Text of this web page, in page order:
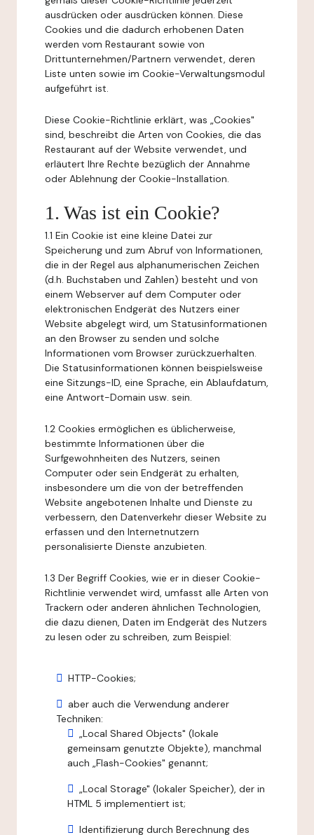
ausdrücken oder ausdrücken können. Diese
Cookies und die dadurch erhobenen Daten
werden vom Restaurant sowie von
Drittunternehmen/Partnern verwendet, deren
Liste unten sowie im Cookie-Verwaltungsmodul
aufgeführt ist.
Diese Cookie-Richtlinie erklärt, was „Cookies"
sind, beschreibt die Arten von Cookies, die das
Restaurant auf der Website verwendet, und
erläutert Ihre Rechte bezüglich der Annahme
oder Ablehnung der Cookie-Installation.
1. Was ist ein Cookie?
1.1 Ein Cookie ist eine kleine Datei zur
Speicherung und zum Abruf von Informationen,
die in der Regel aus alphanumerischen Zeichen
(d.h. Buchstaben und Zahlen) besteht und von
einem Webserver auf dem Computer oder
elektronischen Endgerät des Nutzers einer
Website abgelegt wird, um Statusinformationen
an den Browser zu senden und solche
Informationen vom Browser zurückzuerhalten.
Die Statusinformationen können beispielsweise
eine Sitzungs-ID, eine Sprache, ein Ablaufdatum,
eine Antwort-Domain usw. sein.
1.2 Cookies ermöglichen es üblicherweise,
bestimmte Informationen über die
Surfgewohnheiten des Nutzers, seinen
Computer oder sein Endgerät zu erhalten,
insbesondere um die von der betreffenden
Website angebotenen Inhalte und Dienste zu
verbessern, den Datenverkehr dieser Website zu
erfassen und den Internetnutzern
personalisierte Dienste anzubieten.
1.3 Der Begriff Cookies, wie er in dieser Cookie-
Richtlinie verwendet wird, umfasst alle Arten von
Trackern oder anderen ähnlichen Technologien,
die dazu dienen, Daten im Endgerät des Nutzers
zu lesen oder zu schreiben, zum Beispiel:
HTTP-Cookies;
aber auch die Verwendung anderer
Techniken:
„Local Shared Objects" (lokale
gemeinsam genutzte Objekte), manchmal
auch „Flash-Cookies" genannt;
„Local Storage" (lokaler Speicher), der in
HTML 5 implementiert ist;
Identifizierung durch Berechnung des